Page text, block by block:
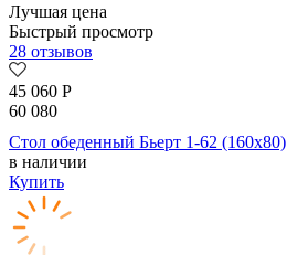
Лучшая цена
Быстрый просмотр
28 отзывов
45 060 Р
60 080
Стол обеденный Бьерт 1-62 (160х80)
в наличии
Купить